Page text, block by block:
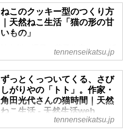
ゴ」と暮らす、ミュージシャンの
持田香織さん。猫と人とが楽しく
暮らすための工夫や、ありのまま
の猫との生活についてお話を伺い
ます。（『天然ねこ生活』より）
ねこのクッキー型のつくり方
｜天然ねこ生活「猫の形の甘
いもの」
神奈川・逗子で菓子作家として活
動されている「Bakeromi（べカ
ロミ）」の小禄広海さんに教えて
いただく猫の形のバタークッキ
ー。こちらで使用している 2種類
のクッキー型についてご紹介いた
だきました。（『天然ねこ生活』
より）
tennenseikatsu.jp
ずっとくっついてくる、さび
しがりやの「トト」。作家・
角田光代さんの猫時間｜天然
ねこ生活 - 天然生活web
なんでもない日常も一緒ならにぎ
tennenseikatsu.jp